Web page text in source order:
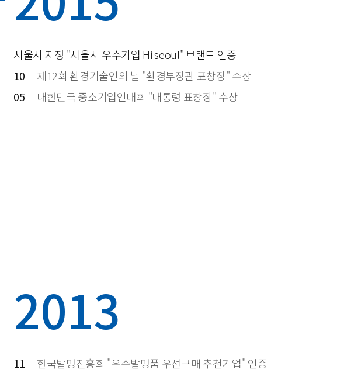
서울시 지정 "서울시 우수기업 Hi seoul" 브랜드 인증
10
제12회 환경기술인의 날 "환경부장관 표창장" 수상
05
대한민국 중소기업인대회 "대통령 표창장" 수상
2013
11
한국발명진흥회 "우수발명품 우선구매 추천기업" 인증